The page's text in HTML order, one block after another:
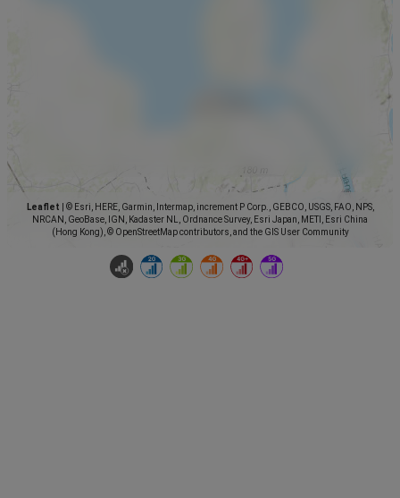
Leaflet
© Esri, HERE, Garmin, Intermap, increment P Corp., GEBCO, USGS, FAO, NPS,
NRCAN, GeoBase, IGN, Kadaster NL, Ordnance Survey, Esri Japan, METI, Esri China
(Hong Kong), © OpenStreetMap contributors, and the GIS User Community